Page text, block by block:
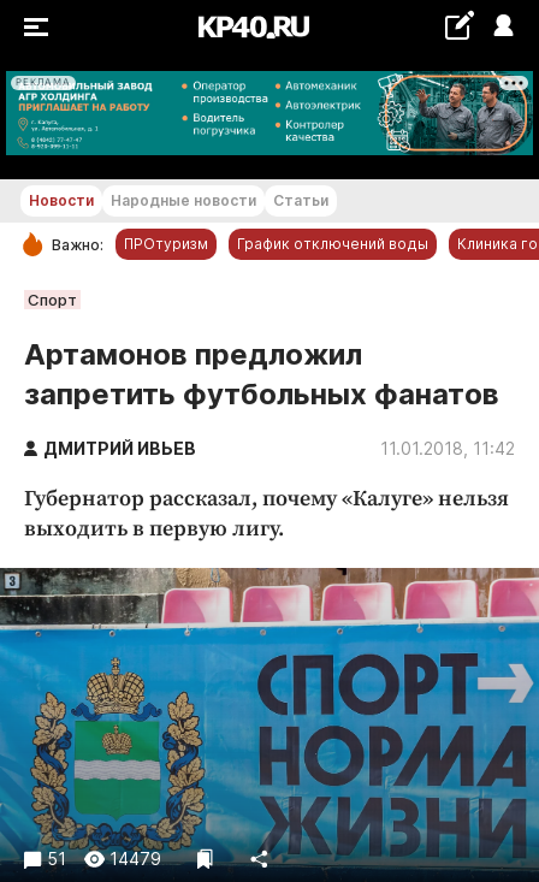
РЕКЛАМА
+26...+27 °С
РУБРИКИ
Новости компаний
Статьи
Народные новости
Благоустройство
Культура
Недвижимость и ЖКХ
Образование
Общество
Погода
Праздники
Происшествия
Спорт
Новости Народные новости Статьи
Важно: ПРОтуризм График отключений воды Клиника
Спорт
Артамонов предложил
запретить футбольных фанатов
ДМИТРИЙ ИВЬЕВ 11.01.2018, 11:42
Губернатор рассказал, почему «Калуге» нельзя
выходить в первую лигу.
51 14479